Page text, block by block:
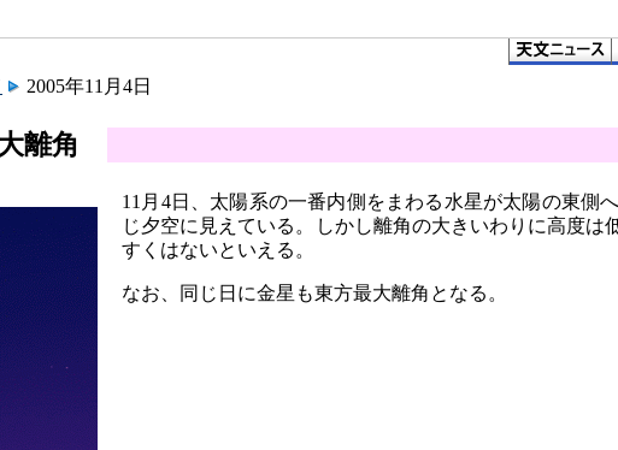
2005年11月4日
離角
11月4日、太陽系の一番内側をまわる水星が太陽の東側
じ夕空に見えている。しかし離角の大きいわりに高度
すくはないといえる。
なお、同じ日に金星も東方最大離角となる。